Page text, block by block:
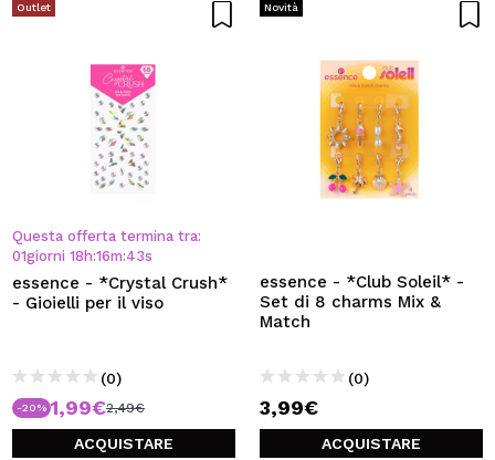
Outlet
Questa offerta termina tra:
01giorni 18 h:16m:42s
essence - *Crystal Crush*
- Gioielli per il viso
(0)
-20% 1,99€2,49€
ACQUISTARE
Novità
essence - *Club Soleil* -
Set di 8 charms Mix &
Match
(0)
3,99€
ACQUISTARE